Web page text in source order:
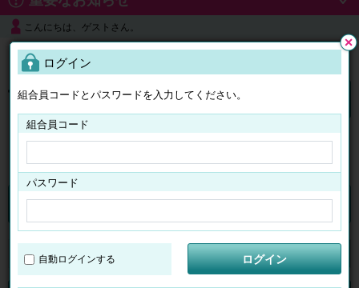
こんにちは、ゲストさん。
よくある質問
ログイン
チケット マイページ
検索
ログイン
組合員コードとパスワードを入力してください。
組合員コード
パスワード
自動ログインする ログイン